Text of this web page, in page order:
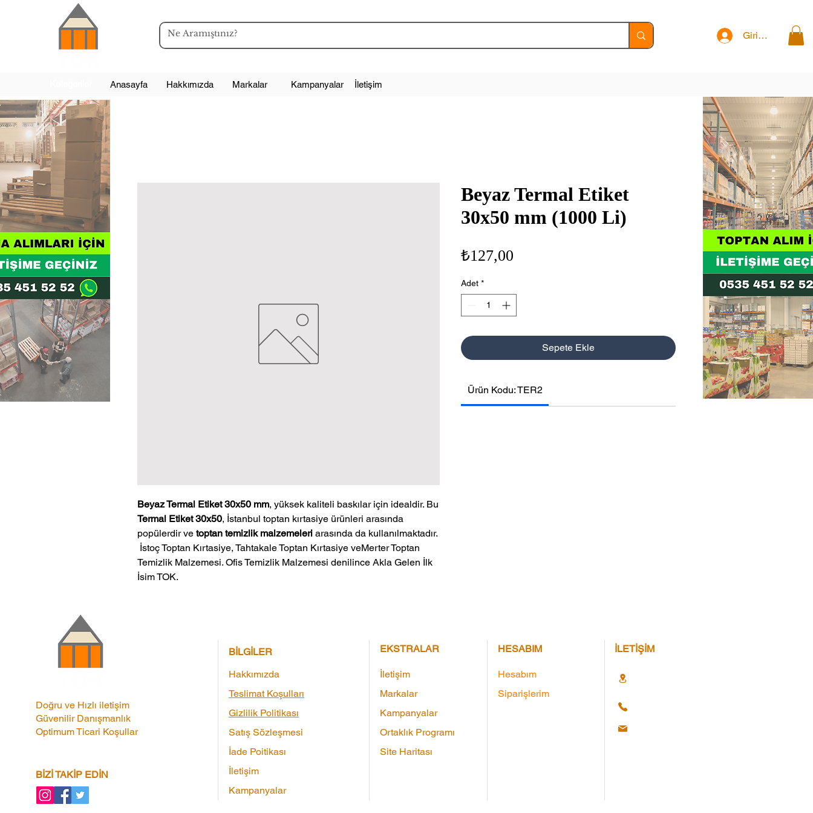
Giriş Yap
Anasayfa Hakkımızda Markalar Kampanyalar İletişim
Beyaz Termal Etiket 30x50 mm, yüksek kaliteli baskılar için idealdir. Bu
Termal Etiket 30x50, İstanbul toptan kırtasiye ürünleri arasında
popülerdir ve toptan temizlik malzemeleri arasında da kullanılmaktadır.
Temizlik Malzemesi. Ofis Temizlik Malzemesi denilince Akla Gelen İlk
İsim TOK.
Beyaz Termal Etiket
30x50 mm (1000 Li)
₺127,00
Adet *
Sepete Ekle
Ürün Kodu: TER2
Doğru ve Hızlı iletişim
Güvenilir Danışmanlık
Optimum Ticari Koşullar
BİZİ TAKİP EDİN
BİLGİLER
Hakkımızda
Teslimat Koşulları
Gizlilik Politikası
Satış Sözleşmesi
İade Poitikası
İletişim
Kampanyalar
EKSTRALAR
İletişim
Markalar
Kampanyalar
Ortaklık Programı
Site Haritası
HESABIM
Hesabım
Siparişlerim
İLETİŞİM